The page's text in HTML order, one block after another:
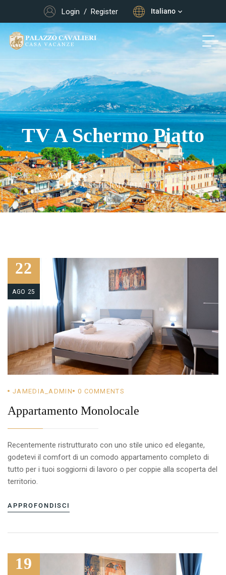
Login / Register Italiano
TV A Schermo Piatto
HOME AMENITIES
CAMERA E SOGGIORNO
TV A SCHERMO PIATTO
22
AGO 25
JAMEDIA_ADMIN 0 COMMENTS
Appartamento Monolocale
Recentemente ristrutturato con uno stile unico ed elegante,
godetevi il comfort di un comodo appartamento completo di
tutto per i tuoi soggiorni di lavoro o per coppie alla scoperta del
territorio.
APPROFONDISCI
19